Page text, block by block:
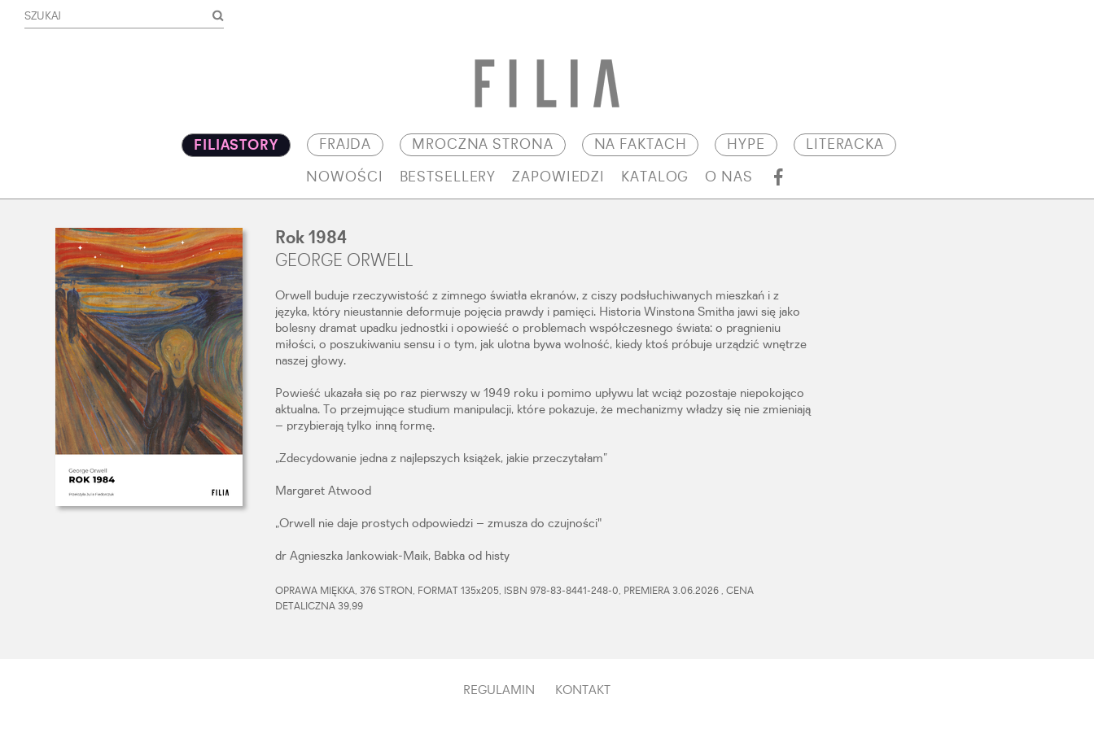
FILIASTORY FRAJDA MROCZNA STRONA NA FAKTACH HYPE LITERACKA
NOWOŚCI BESTSELLERY ZAPOWIEDZI KATALOG O NAS
Rok 1984
GEORGE ORWELL
Orwell buduje rzeczywistość z zimnego światła ekranów, z ciszy podsłuchiwanych mieszkań i z
języka, który nieustannie deformuje pojęcia prawdy i pamięci. Historia Winstona Smitha jawi się jako
bolesny dramat upadku jednostki i opowieść o problemach współczesnego świata: o pragnieniu
miłości, o poszukiwaniu sensu i o tym, jak ulotna bywa wolność, kiedy ktoś próbuje urządzić wnętrze
naszej głowy.
Powieść ukazała się po raz pierwszy w 1949 roku i pomimo upływu lat wciąż pozostaje niepokojąco
aktualna. To przejmujące studium manipulacji, które pokazuje, że mechanizmy władzy się nie zmieniają
– przybierają tylko inną formę.
„Zdecydowanie jedna z najlepszych książek, jakie przeczytałam”
Margaret Atwood
„Orwell nie daje prostych odpowiedzi – zmusza do czujności"
dr Agnieszka Jankowiak-Maik, Babka od histy
OPRAWA MIĘKKA, 376 STRON, FORMAT 135x205, ISBN 978-83-8441-248-0, PREMIERA 3.06.2026 , CENA
DETALICZNA 39,99
REGULAMIN KONTAKT